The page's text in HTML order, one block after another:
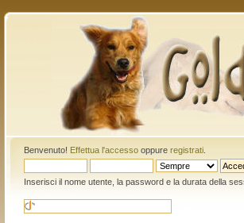
Benvenuto! Effettua l'accessooppure registrati.
Inserisci il nome utente, la password e la durata della